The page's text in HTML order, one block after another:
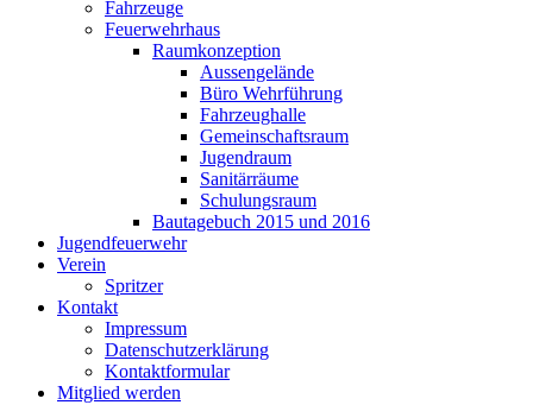
Fahrzeuge
Feuerwehrhaus
Raumkonzeption
Aussengelände
Büro Wehrführung
Fahrzeughalle
Gemeinschaftsraum
Jugendraum
Sanitärräume
Schulungsraum
Bautagebuch 2015 und 2016
Jugendfeuerwehr
Verein
Spritzer
Kontakt
Impressum
Datenschutzerklärung
Kontaktformular
Mitglied werden